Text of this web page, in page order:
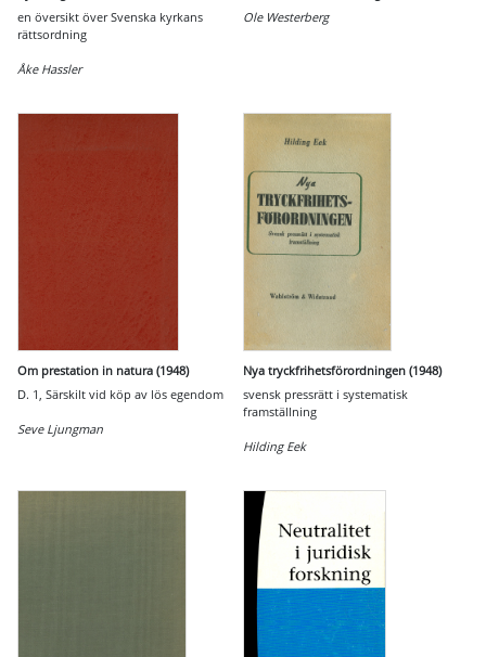
en översikt över Svenska kyrkans
rättsordning
Åke Hassler
Ole Westerberg
Om prestation in natura (1948)
D. 1, Särskilt vid köp av lös egendom
Seve Ljungman
Nya tryckfrihetsförordningen (1948)
svensk pressrätt i systematisk
framställning
Hilding Eek